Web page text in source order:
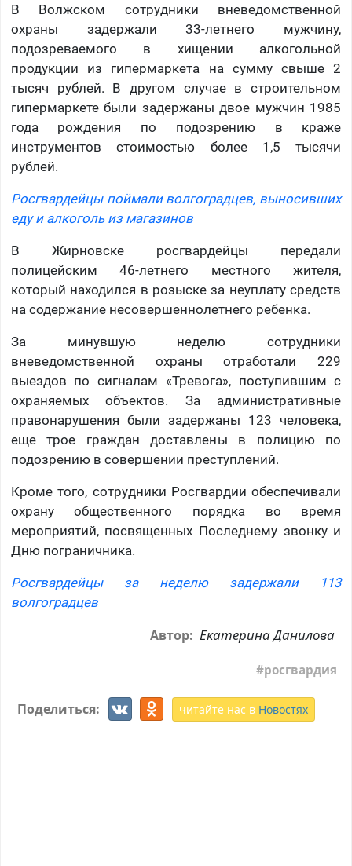
В Волжском сотрудники вневедомственной
охраны задержали 33-летнего мужчину,
подозреваемого в хищении алкогольной
продукции из гипермаркета на сумму свыше 2
тысяч рублей. В другом случае в строительном
гипермаркете были задержаны двое мужчин 1985
года рождения по подозрению в краже
инструментов стоимостью более 1,5 тысячи
рублей.
Росгвардейцы поймали волгоградцев, выносивших
еду и алкоголь из магазинов
В Жирновске росгвардейцы передали
полицейским 46-летнего местного жителя,
который находился в розыске за неуплату средств
на содержание несовершеннолетнего ребенка.
За минувшую неделю сотрудники
вневедомственной охраны отработали 229
выездов по сигналам «Тревога», поступившим с
охраняемых объектов. За административные
правонарушения были задержаны 123 человека,
еще трое граждан доставлены в полицию по
подозрению в совершении преступлений.
Кроме того, сотрудники Росгвардии обеспечивали
охрану общественного порядка во время
мероприятий, посвященных Последнему звонку и
Дню пограничника.
Росгвардейцы за неделю задержали 113
волгоградцев
Автор: Екатерина Данилова
росгвардия
Поделиться: читайте нас в Новостях